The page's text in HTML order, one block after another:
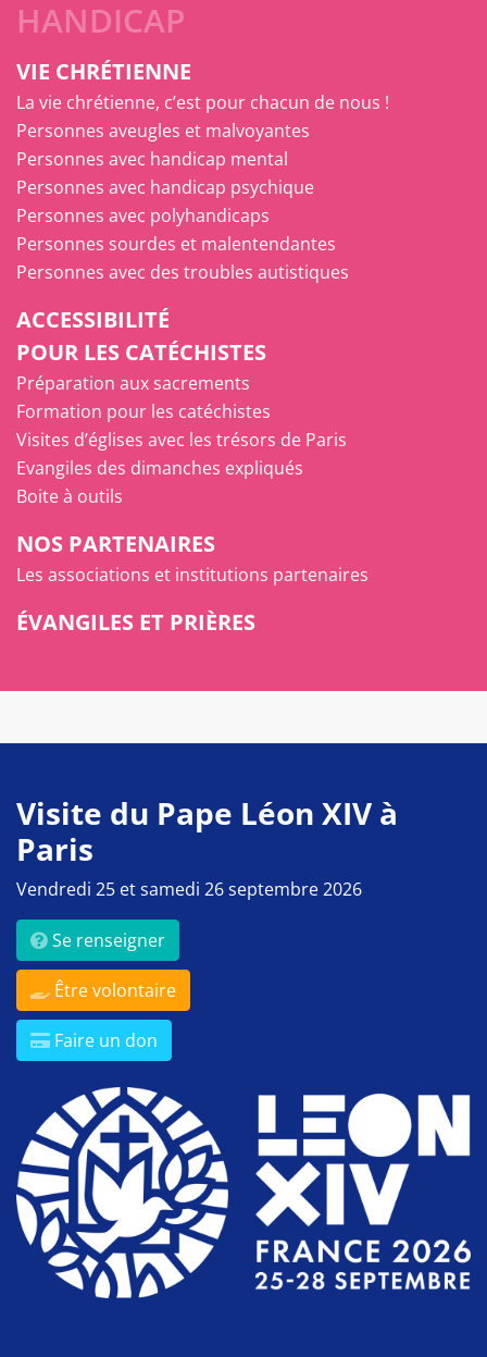
HANDICAP
VIE CHRÉTIENNE
La vie chrétienne, c’est pour chacun de nous !
Personnes aveugles et malvoyantes
Personnes avec handicap mental
Personnes avec handicap psychique
Personnes avec polyhandicaps
Personnes sourdes et malentendantes
Personnes avec des troubles autistiques
ACCESSIBILITÉ
POUR LES CATÉCHISTES
Préparation aux sacrements
Formation pour les catéchistes
Visites d’églises avec les trésors de Paris
Evangiles des dimanches expliqués
Boite à outils
NOS PARTENAIRES
Les associations et institutions partenaires
ÉVANGILES ET PRIÈRES
Visite du Pape Léon XIV à
Paris
Vendredi 25 et samedi 26 septembre 2026
Se renseigner
Être volontaire
Faire un don